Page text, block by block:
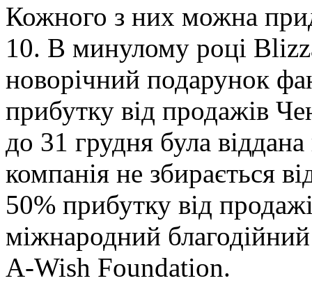
Кожного з них можна
10. В минулому році
новорічний подарунок
прибутку від продажів
до 31 грудня була
компанія не збирається
50% прибутку від
міжнародний
A-Wish Foundation.